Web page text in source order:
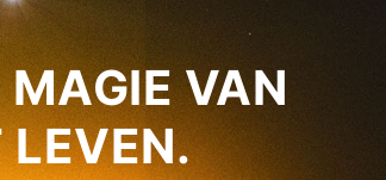
MAGIE VAN
LEVEN.